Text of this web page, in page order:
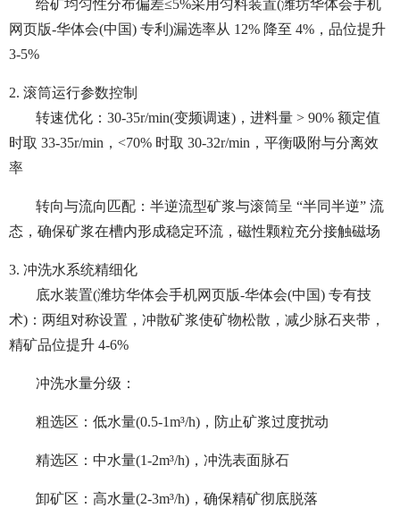
给矿均匀性分布偏差≤5%采用匀料装置(潍坊华体会手机
网页版-华体会(中国) 专利)漏选率从 12% 降至 4%，品位提升
3-5%
2. 滚筒运行参数控制
转速优化：30-35r/min(变频调速)，进料量 > 90% 额定值
时取 33-35r/min，<70% 时取 30-32r/min，平衡吸附与分离效
率
转向与流向匹配：半逆流型矿浆与滚筒呈 “半同半逆” 流
态，确保矿浆在槽内形成稳定环流，磁性颗粒充分接触磁场
3. 冲洗水系统精细化
底水装置(潍坊华体会手机网页版-华体会(中国) 专有技
术)：两组对称设置，冲散矿浆使矿物松散，减少脉石夹带，
精矿品位提升 4-6%
冲洗水量分级：
粗选区：低水量(0.5-1m³/h)，防止矿浆过度扰动
精选区：中水量(1-2m³/h)，冲洗表面脉石
卸矿区：高水量(2-3m³/h)，确保精矿彻底脱落